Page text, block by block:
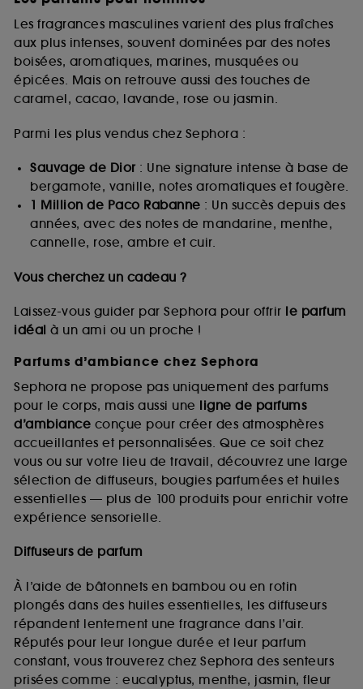
Les fragrances masculines varient des plus fraîches
aux plus intenses, souvent dominées par des notes
boisées, aromatiques, marines, musquées ou
épicées. Mais on retrouve aussi des touches de
caramel, cacao, lavande, rose ou jasmin.
Parmi les plus vendus chez Sephora :
Sauvage de Dior: Une signature intense à base de
bergamote, vanille, notes aromatiques et fougère.
1 Million de Paco Rabanne : Un succès depuis des
années, avec des notes de mandarine, menthe,
cannelle, rose, ambre et cuir.
Vous cherchez un cadeau ?
Laissez-vous guider par Sephora pour offrir le parfum
idéal à un ami ou un proche !
Parfums d’ambiance chez Sephora
Sephora ne propose pas uniquement des parfums
pour le corps, mais aussi une ligne de parfums
d’ambiance conçue pour créer des atmosphères
accueillantes et personnalisées. Que ce soit chez
vous ou sur votre lieu de travail, découvrez une large
sélection de diffuseurs, bougies parfumées et huiles
essentielles — plus de 100 produits pour enrichir votre
expérience sensorielle.
Diffuseurs de parfum
À l’aide de bâtonnets en bambou ou en rotin
plongés dans des huiles essentielles, les diffuseurs
répandent lentement une fragrance dans l’air.
Réputés pour leur longue durée et leur parfum
constant, vous trouverez chez Sephora des senteurs
prisées comme : eucalyptus, menthe, jasmin, fleur